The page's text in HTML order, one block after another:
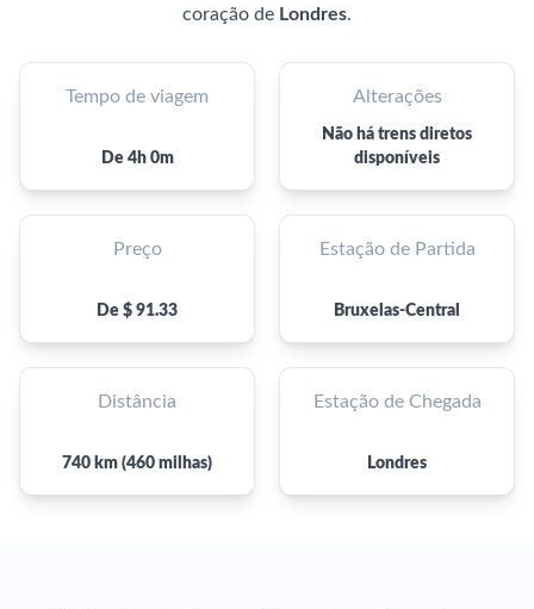
coração de Londres.
Tempo de viagem
De 4h 0m
Preço
De $ 91.33
Distância
740 km (460 milhas)
Alterações
Não há trens diretos
disponíveis
Estação de Partida
Bruxelas-Central
Estação de Chegada
Londres